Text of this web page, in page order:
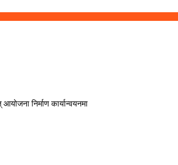
निर्माण कार्यान्वयनमा